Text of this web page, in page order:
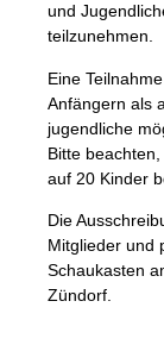
und
teilzunehmen.
Eine
Anfängern als
jugendliche
Bitte
auf 20 Kinder
Die
Mitglieder und
Schaukasten
Zündorf.